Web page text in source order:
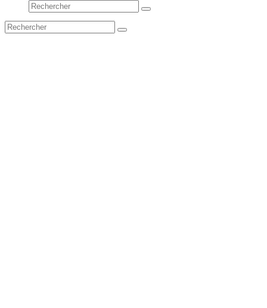
Rechercher
Envoyer
Rechercher
Envoyer